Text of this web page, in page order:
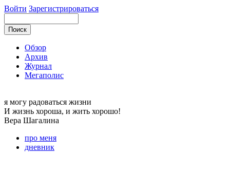
Войти Зарегистрироваться
Обзор
Архив
Журнал
Мегаполис
я могу радоваться жизни
И жизнь хороша, и жить хорошо!
Вера Шагалина
про меня
дневник